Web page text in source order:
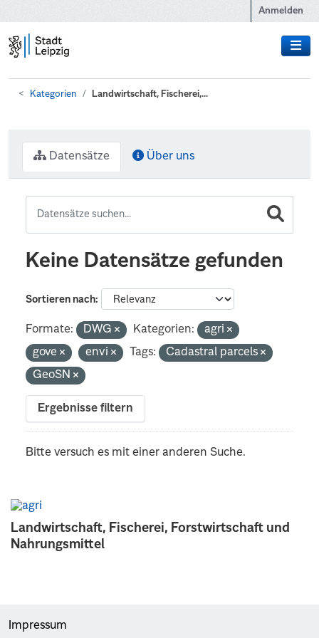
Anmelden
Kategorien Landwirtschaft, Fischerei,...
Landwirtschaft, Fischerei, Forstwirtschaft und
Nahrungsmittel
Datensätze Über uns
Keine Datensätze gefunden
Sortieren nach
Formate: DWG Kategorien:
agri
gove
envi Tags:
Cadastral parcels
GeoSN
Ergebnisse filtern
Bitte versuch es mit einer anderen Suche.
Impressum